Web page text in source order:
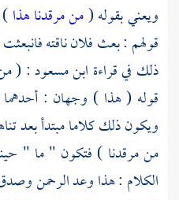
ويعني بقوله (من مرقدنا هذا)
قولهم : بعث فلان ناقته
ذلك في قراءة ابن مسعود: (
قوله ( هذا ) وجهان :
ويكون ذلك كلاما مبتدأ بعد
من مرقدنا ) فتكون " ما "
الكلام : هذا وعد الرحمن